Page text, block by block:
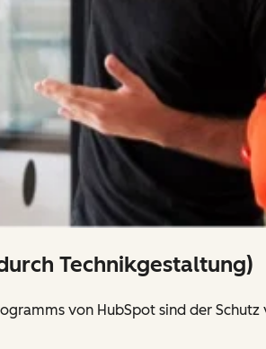
Technikgestaltung)
von HubSpot sind der